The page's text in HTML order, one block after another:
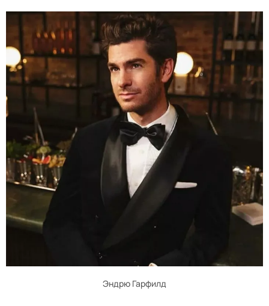
Эндрю Гарфилд